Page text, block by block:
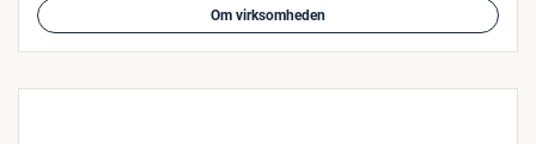
Om virksomheden